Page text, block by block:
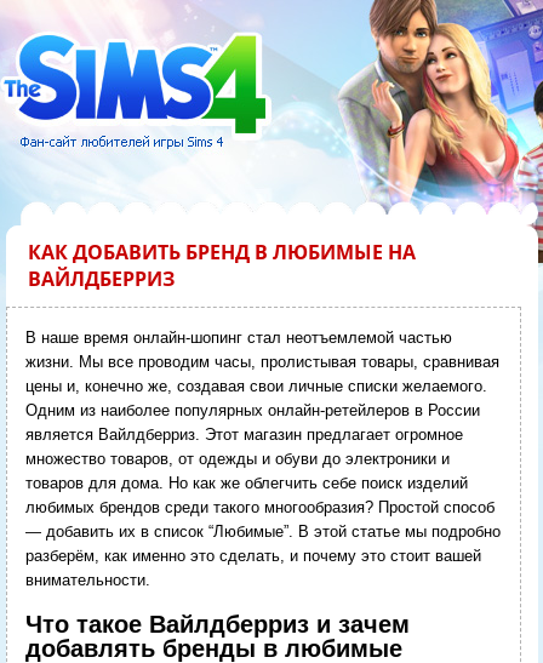
КАК ДОБАВИТЬ БРЕНД В ЛЮБИМЫЕ НА
ВАЙЛДБЕРРИЗ
В наше время онлайн-шопинг стал неотъемлемой частью
жизни. Мы все проводим часы, пролистывая товары, сравнивая
цены и, конечно же, создавая свои личные списки желаемого.
Одним из наиболее популярных онлайн-ретейлеров в России
является Вайлдберриз. Этот магазин предлагает огромное
множество товаров, от одежды и обуви до электроники и
товаров для дома. Но как же облегчить себе поиск изделий
любимых брендов среди такого многообразия? Простой способ
— добавить их в список “Любимые”. В этой статье мы подробно
разберём, как именно это сделать, и почему это стоит вашей
внимательности.
Что такое Вайлдберриз и зачем
добавлять бренды в любимые